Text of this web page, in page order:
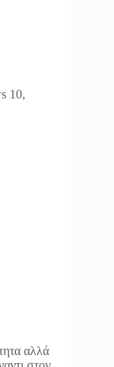
10,
αλλά